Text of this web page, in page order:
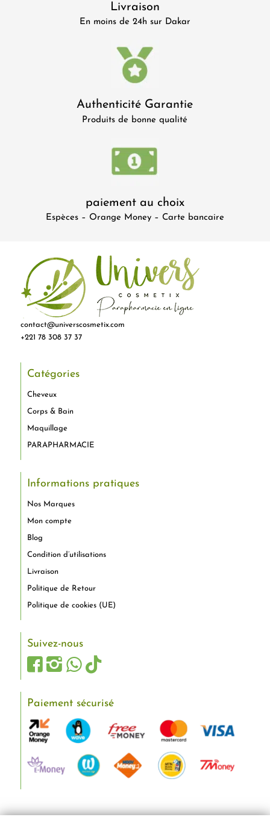
Livraison
En moins de 24h sur Dakar
Authenticité Garantie
Produits de bonne qualité
paiement au choix
Espèces – Orange Money – Carte bancaire
contact@universcosmetix.com
+221 78 308 37 37
Catégories
Cheveux
Corps & Bain
Maquillage
PARAPHARMACIE
Informations pratiques
Nos Marques
Mon compte
Blog
Condition d’utilisations
Livraison
Politique de Retour
Politique de cookies (UE)
Suivez-nous
Paiement sécurisé